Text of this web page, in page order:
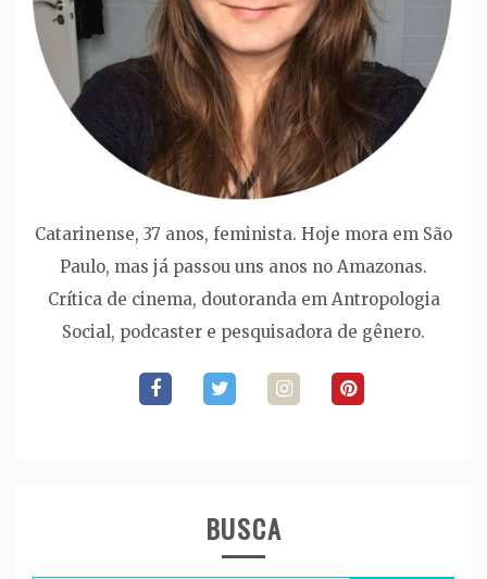
Catarinense, 37 anos, feminista. Hoje mora em São
Paulo, mas já passou uns anos no Amazonas.
Crítica de cinema, doutoranda em Antropologia
Social, podcaster e pesquisadora de gênero.
BUSCA